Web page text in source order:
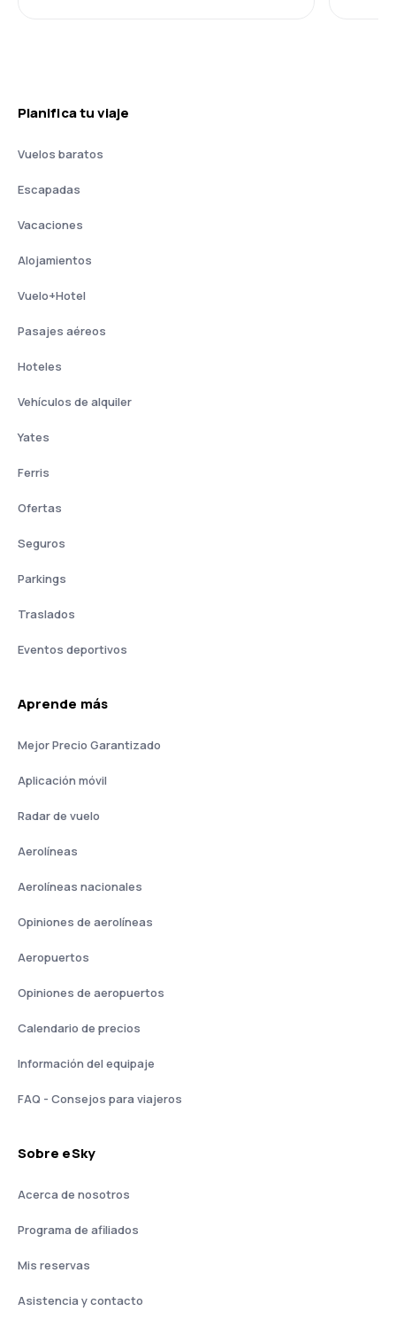
Planifica tu viaje
Vuelos baratos
Escapadas
Vacaciones
Alojamientos
Vuelo+Hotel
Pasajes aéreos
Hoteles
Vehículos de alquiler
Yates
Ferris
Ofertas
Seguros
Parkings
Traslados
Eventos deportivos
Aprende más
Mejor Precio Garantizado
Aplicación móvil
Radar de vuelo
Aerolíneas
Aerolíneas nacionales
Opiniones de aerolíneas
Aeropuertos
Opiniones de aeropuertos
Calendario de precios
Información del equipaje
FAQ - Consejos para viajeros
Sobre eSky
Acerca de nosotros
Programa de afiliados
Mis reservas
Asistencia y contacto